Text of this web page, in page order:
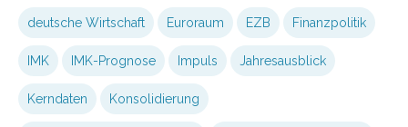
deutsche Wirtschaft Euroraum EZB Finanzpolitik
IMK IMK-Prognose Impuls Jahresausblick
Kerndaten Konsolidierung